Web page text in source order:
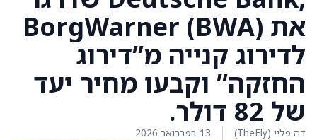
את BorgWarner (BWA)
לדירוג קנייה מ”דירוג
החזקה” וקבעו מחיר יעד
של 82 דולר.
דה פליי (TheFly) 13 בפברואר 2026